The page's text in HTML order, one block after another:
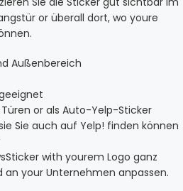
or überall dort, wo youre
Außenbereich
Türen or als Auto-Yelp-Sticker
Sie auch auf Yelp! finden können
with yourem Logo ganz
your Unternehmen anpassen.